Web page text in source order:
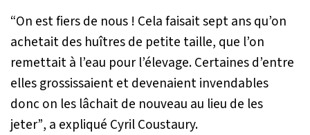
“On est fiers de nous ! Cela faisait sept ans qu’on
achetait des huîtres de petite taille, que l’on
remettait à l’eau pour l’élevage. Certaines d’entre
elles grossissaient et devenaient invendables
donc on les lâchait de nouveau au lieu de les
jeter”, a expliqué Cyril Coustaury.